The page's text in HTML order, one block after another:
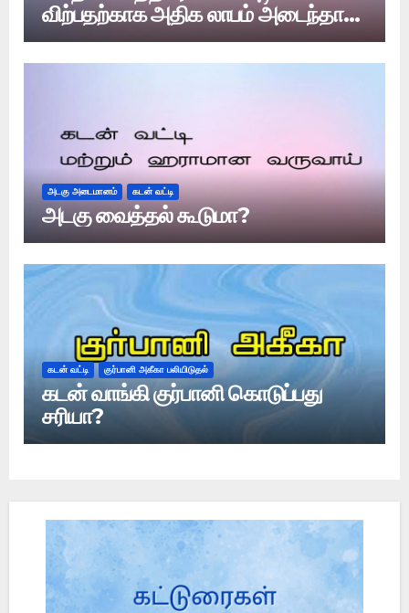
விற்பதற்காக அதிக லாபம் அடைந்தால்
அது வட்டியா?
அடகு அடைமானம் கடன் வட்டி
அடகு வைத்தல் கூடுமா?
கடன் வட்டி குர்பானி அகீகா பலியிடுதல்
கடன் வாங்கி குர்பானி கொடுப்பது
சரியா?